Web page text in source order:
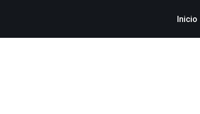
Inicio